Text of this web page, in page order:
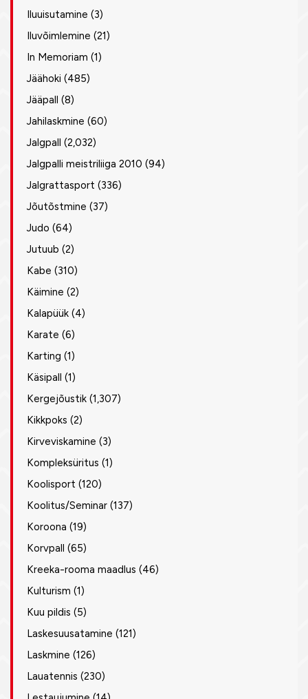
Iluuisutamine (3)
Iluvõimlemine (21)
In Memoriam (1)
Jäähoki (485)
Jääpall (8)
Jahilaskmine (60)
Jalgpall (2,032)
Jalgpalli meistriliiga 2010 (94)
Jalgrattasport (336)
Jõutõstmine (37)
Judo (64)
Jutuub (2)
Kabe (310)
Käimine (2)
Kalapüük (4)
Karate (6)
Karting (1)
Käsipall (1)
Kergejõustik (1,307)
Kikkpoks (2)
Kirveviskamine (3)
Kompleksüritus (1)
Koolisport (120)
Koolitus/Seminar (137)
Koroona (19)
Korvpall (65)
Kreeka-rooma maadlus (46)
Kulturism (1)
Kuu pildis (5)
Laskesuusatamine (121)
Laskmine (126)
Lauatennis (230)